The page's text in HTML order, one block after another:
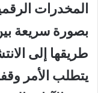
المخدرات
بصورة سريعة
طريقها إلى
يتطلب الأمر